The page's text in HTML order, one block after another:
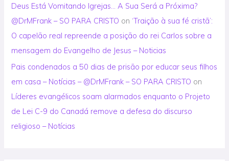
Deus Está Vomitando Igrejas… A Sua Será a Próxima?
@DrMFrank – SO PARA CRISTO on ‘Traição à sua fé cristã’:
O capelão real repreende a posição do rei Carlos sobre a
mensagem do Evangelho de Jesus – Noticias
Pais condenados a 50 dias de prisão por educar seus filhos
em casa – Notícias – @DrMFrank – SO PARA CRISTO on
Líderes evangélicos soam alarmados enquanto o Projeto
de Lei C-9 do Canadá remove a defesa do discurso
religioso – Notícias